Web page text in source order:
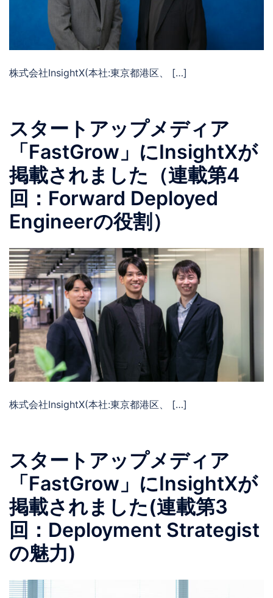
株式会社InsightX(本社:東京都港区、 […]
スタートアップメディア
「FastGrow」にInsightXが
掲載されました（連載第4
回：Forward Deployed
Engineerの役割）
株式会社InsightX(本社:東京都港区、 […]
スタートアップメディア
「FastGrow」にInsightXが
掲載されました(連載第3
回：Deployment Strategist
の魅力)